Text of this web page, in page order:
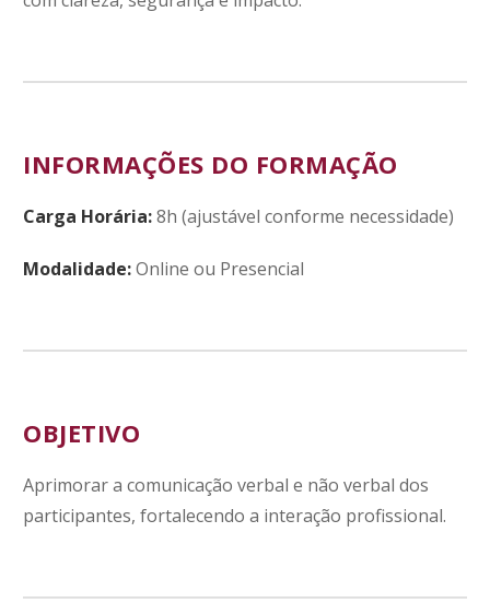
INFORMAÇÕES DO FORMAÇÃO
Carga Horária:8h (ajustável conforme necessidade)
Modalidade:Online ou Presencial
OBJETIVO
Aprimorar a comunicação verbal e não verbal dos
participantes, fortalecendo a interação profissional.